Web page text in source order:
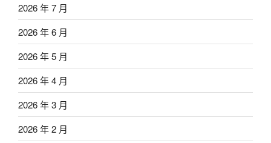
2026 年 7 月
2026 年 6 月
2026 年 5 月
2026 年 4 月
2026 年 3 月
2026 年 2 月